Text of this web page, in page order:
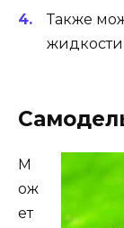
Также
М
ож
ет